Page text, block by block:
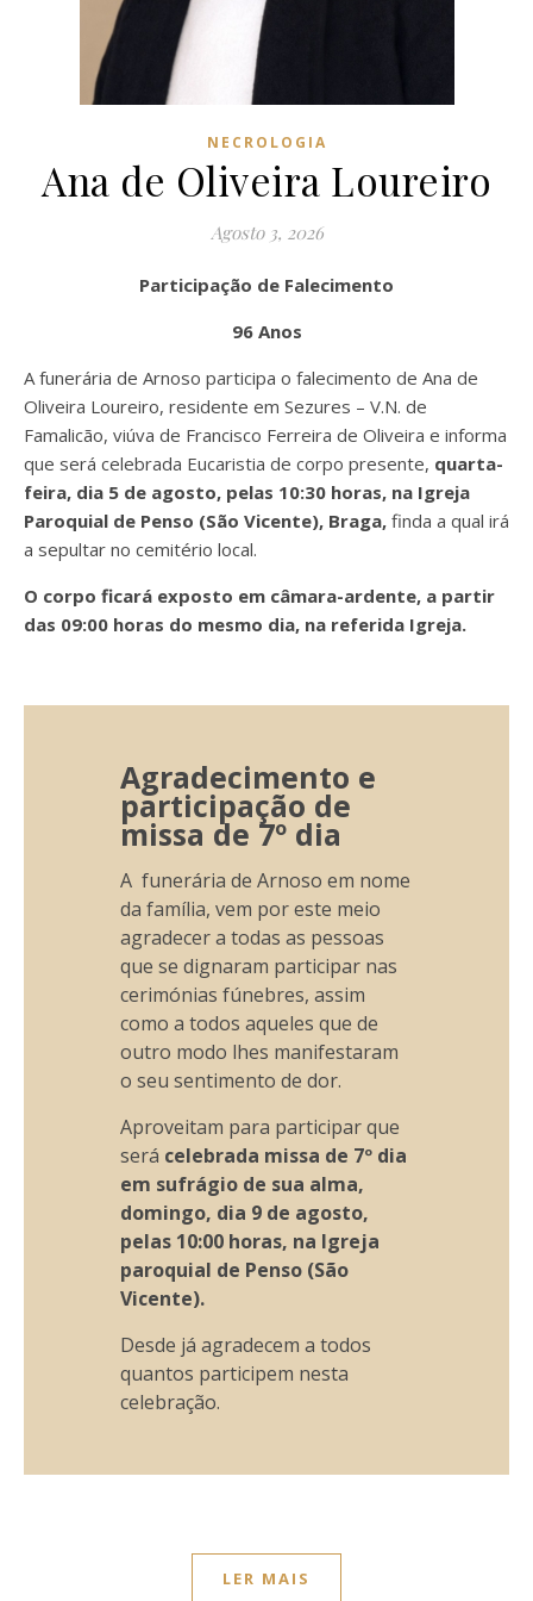
NECROLOGIA
Ana de Oliveira Loureiro
Agosto 3, 2026
Participação de Falecimento
96 Anos
A funerária de Arnoso participa o falecimento de Ana de
Oliveira Loureiro, residente em Sezures – V.N. de
Famalicão, viúva de Francisco Ferreira de Oliveira e informa
que será celebrada Eucaristia de corpo presente, quarta-
feira, dia 5 de agosto, pelas 10:30 horas, na Igreja
Paroquial de Penso (São Vicente), Braga, finda a qual irá
a sepultar no cemitério local.
O corpo ficará exposto em câmara-ardente, a partir
das 09:00 horas do mesmo dia, na referida Igreja.
Agradecimento e
participação de
missa de 7º dia
A funerária de Arnoso em nome
da família, vem por este meio
agradecer a todas as pessoas
que se dignaram participar nas
cerimónias fúnebres, assim
como a todos aqueles que de
outro modo lhes manifestaram
o seu sentimento de dor.
Aproveitam para participar que
será celebrada missa de 7º dia
em sufrágio de sua alma,
domingo, dia 9 de agosto,
pelas 10:00 horas, na Igreja
paroquial de Penso (São
Vicente).
Desde já agradecem a todos
quantos participem nesta
celebração.
LER MAIS